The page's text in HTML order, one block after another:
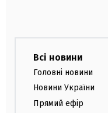
Всі новини
Головні новини
Новини України
Прямий ефір